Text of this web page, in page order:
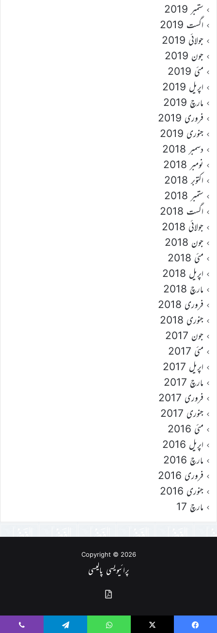
ستمبر 2019
اگست 2019
جولائی 2019
جون 2019
مئی 2019
اپریل 2019
مارچ 2019
فروری 2019
جنوری 2019
دسمبر 2018
نومبر 2018
اکتوبر 2018
ستمبر 2018
اگست 2018
جولائی 2018
جون 2018
مئی 2018
اپریل 2018
مارچ 2018
فروری 2018
جنوری 2018
جون 2017
مئی 2017
اپریل 2017
مارچ 2017
فروری 2017
جنوری 2017
مئی 2016
اپریل 2016
مارچ 2016
فروری 2016
جنوری 2016
مارچ 17
Copyright © 2026
پرائیویسی پالیسی
گذشتہ
شمارے